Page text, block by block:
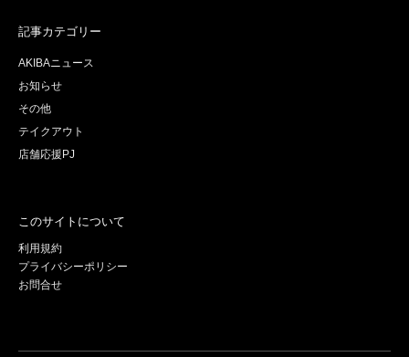
記事カテゴリー
AKIBAニュース
お知らせ
その他
テイクアウト
店舗応援PJ
このサイトについて
利用規約
プライバシーポリシー
お問合せ